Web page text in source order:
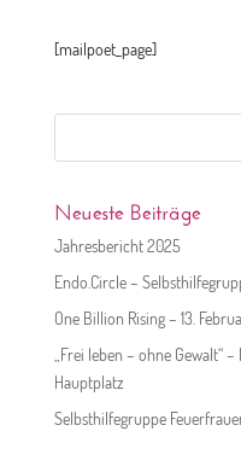
[mailpoet_page]
Neueste Beiträge
Jahresbericht 2025
Endo.Circle –
One Billion Rising – 13.
„Frei leben – ohne Gewalt“
Hauptplatz
Selbsthilfegruppe